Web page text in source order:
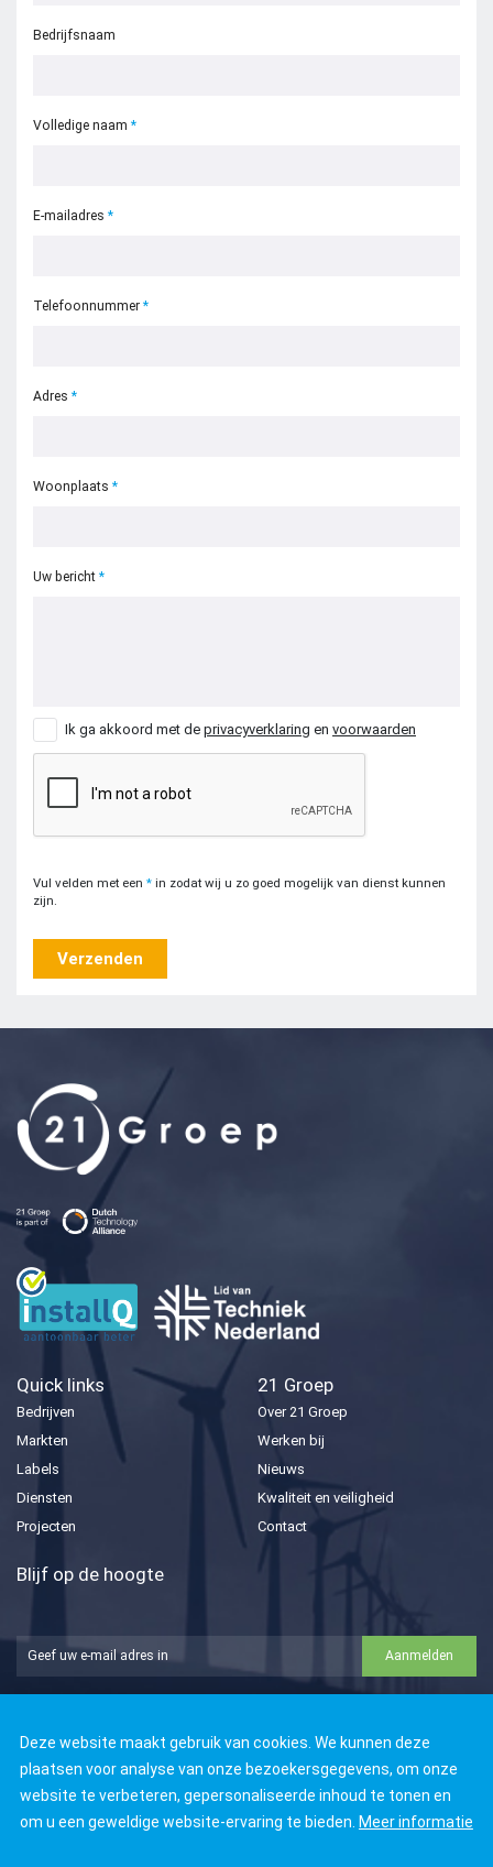
Deze website maakt gebruik van cookies. We kunnen deze
plaatsen voor analyse van onze bezoekersgegevens, om onze
website te verbeteren, gepersonaliseerde inhoud te tonen en
om u een geweldige website-ervaring te bieden. Meer informatie
Bedrijfsnaam
Volledige naam
E-mailadres
Telefoonnummer
Adres
Woonplaats
Uw bericht
Ik ga akkoord met de privacyverklaring en voorwaarden
Vul velden met een * in zodat wij u zo goed mogelijk van dienst kunnen
zijn.
Verzenden
Quick links
Bedrijven
Markten
Labels
Diensten
Projecten
21 Groep
Over 21 Groep
Werken bij
Nieuws
Kwaliteit en veiligheid
Contact
Blijf op de hoogte
Aanmelden